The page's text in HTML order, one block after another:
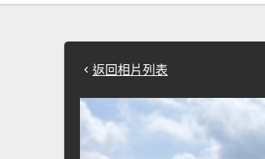
返回相片列表